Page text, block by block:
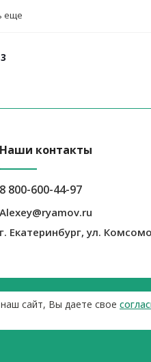
еще
3
Наши контакты
8 800-600-44-97
Alexey@ryamov.ru
г. Екатеринбург, ул.
сайт, Вы даете свое